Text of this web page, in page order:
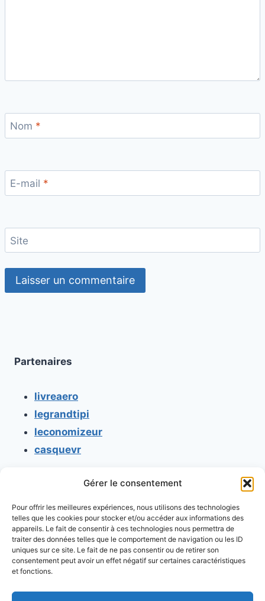
Gérer le consentement
Pour offrir les meilleures expériences, nous utilisons des technologies
telles que les cookies pour stocker et/ou accéder aux informations des
appareils. Le fait de consentir à ces technologies nous permettra de
traiter des données telles que le comportement de navigation ou les ID
uniques sur ce site. Le fait de ne pas consentir ou de retirer son
consentement peut avoir un effet négatif sur certaines caractéristiques
et fonctions.
Nom *
E-mail *
Site
Partenaires
livreaero
legrandtipi
leconomizeur
casquevr
Mentions légales
Conditions générales d'utilisation
Conditions générales de vente
Politique de cookies
Politique de confidentialité